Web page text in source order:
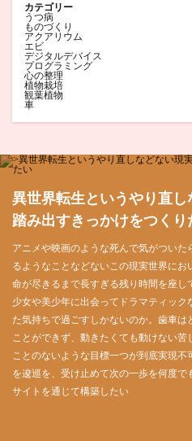
カテゴリー
うつ病
ものづくり
アクアリウム
エビ
デジタルデバイス
プログラミング
心の整理
植物栽培
観葉植物
車
異世界転生というやり直
踏み出すきっかけをつくり
アニメや映画のような死んで気がつい
るようなことなどないこの現実世界に
命が尽きるまで長すぎる残り時間を座
少女や美少年に出会ってドラマティッ
た気持ちで過ごすしかないのか。歯車
ことができず、動きたくても動けない
ことのないような目標一つが到底実現
を逡巡を、受け止めて次の一歩を何度
サイトを通じて構築したい